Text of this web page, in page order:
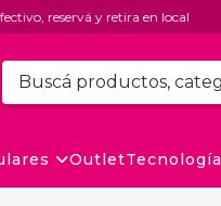
reservá y retira en local
OutletTecnología